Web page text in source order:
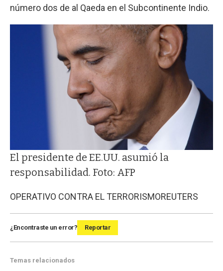
número dos de al Qaeda en el Subcontinente Indio.
El presidente de EE.UU. asumió la
responsabilidad. Foto: AFP
OPERATIVO CONTRA EL TERRORISMOREUTERS
¿Encontraste un error? Reportar
Temas relacionados